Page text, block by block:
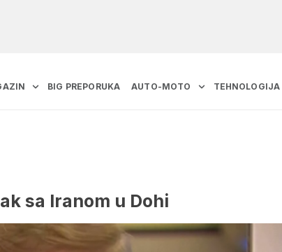
BIG PREPORUKA AUTO-MOTO TEHNOLOGIJA
sa Iranom u Dohi